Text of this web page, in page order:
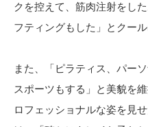
クを控えて、筋肉注射をし
フティングもした」とクール
また、「ピラティス、パー
スポーツもする」と美貌を
ロフェッショナルな姿を見